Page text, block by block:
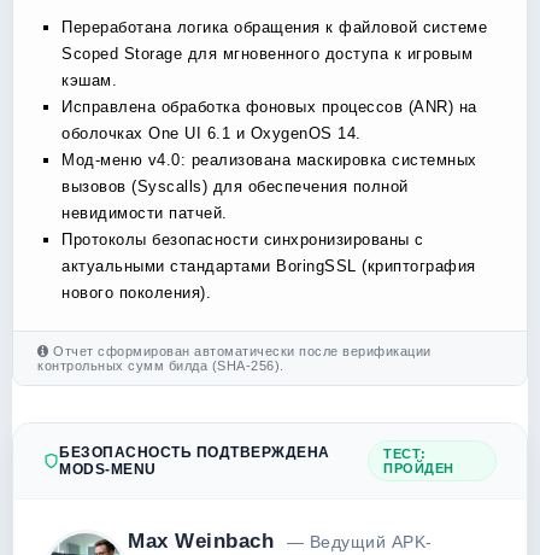
Переработана логика обращения к файловой системе
Scoped Storage для мгновенного доступа к игровым
кэшам.
Исправлена обработка фоновых процессов (ANR) на
оболочках One UI 6.1 и OxygenOS 14.
Мод-меню v4.0: реализована маскировка системных
вызовов (Syscalls) для обеспечения полной
невидимости патчей.
Протоколы безопасности синхронизированы с
актуальными стандартами BoringSSL (криптография
нового поколения).
Отчет сформирован автоматически после верификации
контрольных сумм билда (SHA-256).
БЕЗОПАСНОСТЬ ПОДТВЕРЖДЕНА
MODS-MENU
ТЕСТ:
ПРОЙДЕН
Max Weinbach
— Ведущий APK-